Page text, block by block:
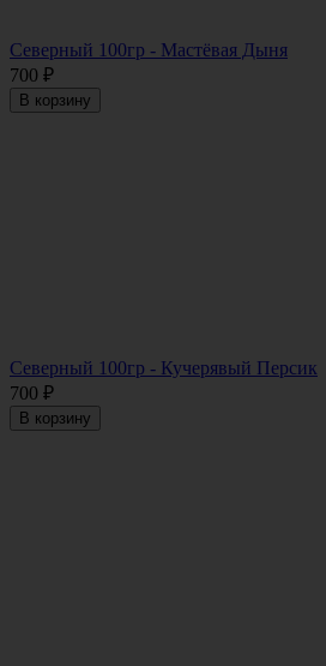
Северный 100гр - Мастёвая Дыня
700 ₽
В корзину
Северный 100гр - Кучерявый Персик
700 ₽
В корзину